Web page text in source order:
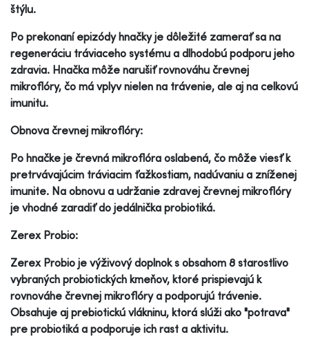
štýlu.
Po prekonaní epizódy hnačky je dôležité zamerať sa na
regeneráciu tráviaceho systému a dlhodobú podporu jeho
zdravia. Hnačka môže narušiť rovnováhu črevnej
mikroflóry, čo má vplyv nielen na trávenie, ale aj na celkovú
imunitu.
Obnova črevnej mikroflóry:
Po hnačke je črevná mikroflóra oslabená, čo môže viesť k
pretrvávajúcim tráviacim ťažkostiam, nadúvaniu a zníženej
imunite. Na obnovu a udržanie zdravej črevnej mikroflóry
je vhodné zaradiť do jedálnička probiotiká.
Zerex Probio:
Zerex Probio je výživový doplnok s obsahom 8 starostlivo
vybraných probiotických kmeňov, ktoré prispievajú k
rovnováhe črevnej mikroflóry a podporujú trávenie.
Obsahuje aj prebiotickú vlákninu, ktorá slúži ako "potrava"
pre probiotiká a podporuje ich rast a aktivitu.